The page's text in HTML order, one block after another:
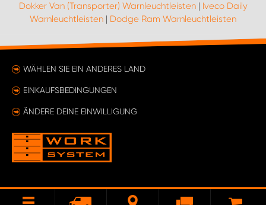
Dokker Van (Transporter) Warnleuchtleisten| Iveco Daily
Warnleuchtleisten | Dodge Ram Warnleuchtleisten
WÄHLEN SIE EIN ANDERES LAND
EINKAUFSBEDINGUNGEN
ÄNDERE DEINE EINWILLIGUNG